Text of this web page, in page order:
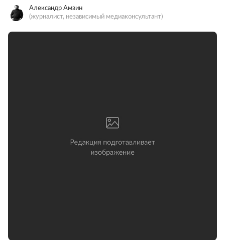
Александр Амзин
(журналист, независимый медиаконсультант)